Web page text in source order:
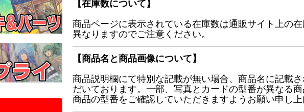
【在庫数について】
商品ページに表示されている在庫数は通販サイト上の
異なりますのでご注意ください。
【商品名と商品画像について】
商品説明欄にて特別な記載が無い場合、商品名に記載
だいております。一部、写真とカードの型番が異なる
商品の型番をご確認していただきますようお願い申し上